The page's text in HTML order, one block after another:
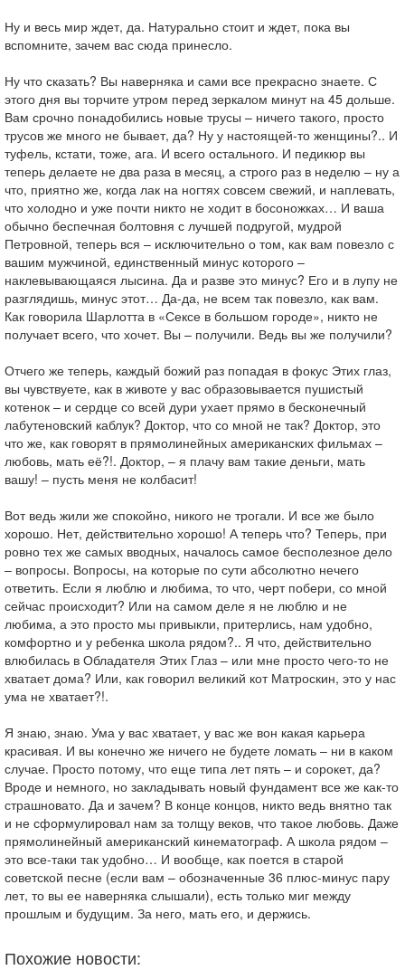
Ну и весь мир ждет, да. Натурально стоит и ждет, пока вы
вспомните, зачем вас сюда принесло.
Ну что сказать? Вы наверняка и сами все прекрасно знаете. С
этого дня вы торчите утром перед зеркалом минут на 45 дольше.
Вам срочно понадобились новые трусы – ничего такого, просто
трусов же много не бывает, да? Ну у настоящей-то женщины?.. И
туфель, кстати, тоже, ага. И всего остального. И педикюр вы
теперь делаете не два раза в месяц, а строго раз в неделю – ну а
что, приятно же, когда лак на ногтях совсем свежий, и наплевать,
что холодно и уже почти никто не ходит в босоножках… И ваша
обычно беспечная болтовня с лучшей подругой, мудрой
Петровной, теперь вся – исключительно о том, как вам повезло с
вашим мужчиной, единственный минус которого –
наклевывающаяся лысина. Да и разве это минус? Его и в лупу не
разглядишь, минус этот… Да-да, не всем так повезло, как вам.
Как говорила Шарлотта в «Сексе в большом городе», никто не
получает всего, что хочет. Вы – получили. Ведь вы же получили?
Отчего же теперь, каждый божий раз попадая в фокус Этих глаз,
вы чувствуете, как в животе у вас образовывается пушистый
котенок – и сердце со всей дури ухает прямо в бесконечный
лабутеновский каблук? Доктор, что со мной не так? Доктор, это
что же, как говорят в прямолинейных американских фильмах –
любовь, мать её?!. Доктор, – я плачу вам такие деньги, мать
вашу! – пусть меня не колбасит!
Вот ведь жили же спокойно, никого не трогали. И все же было
хорошо. Нет, действительно хорошо! А теперь что? Теперь, при
ровно тех же самых вводных, началось самое бесполезное дело
– вопросы. Вопросы, на которые по сути абсолютно нечего
ответить. Если я люблю и любима, то что, черт побери, со мной
сейчас происходит? Или на самом деле я не люблю и не
любима, а это просто мы привыкли, притерлись, нам удобно,
комфортно и у ребенка школа рядом?.. Я что, действительно
влюбилась в Обладателя Этих Глаз – или мне просто чего-то не
хватает дома? Или, как говорил великий кот Матроскин, это у нас
ума не хватает?!.
Я знаю, знаю. Ума у вас хватает, у вас же вон какая карьера
красивая. И вы конечно же ничего не будете ломать – ни в каком
случае. Просто потому, что еще типа лет пять – и сорокет, да?
Вроде и немного, но закладывать новый фундамент все же как-то
страшновато. Да и зачем? В конце концов, никто ведь внятно так
и не сформулировал нам за толщу веков, что такое любовь. Даже
прямолинейный американский кинематограф. А школа рядом –
это все-таки так удобно… И вообще, как поется в старой
советской песне (если вам – обозначенные 36 плюс-минус пару
лет, то вы ее наверняка слышали), есть только миг между
прошлым и будущим. За него, мать его, и держись.
Похожие новости: